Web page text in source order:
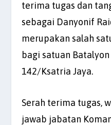
terima tugas dan
sebagai Danyonif
merupakan salah
bagi satuan
142/Ksatria Jaya.
Serah terima tugas,
jawab jabatan